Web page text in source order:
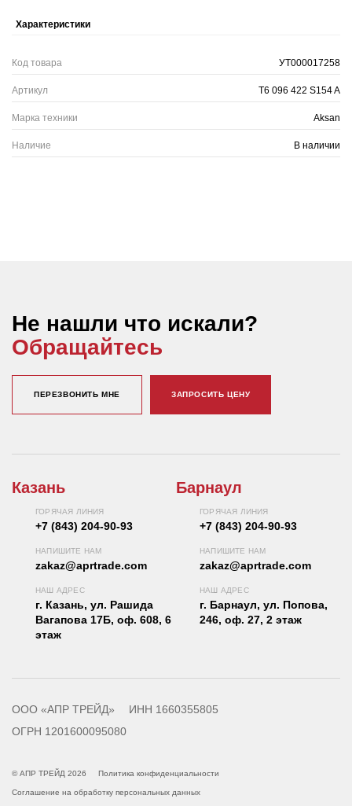
Характеристики
Код товара УТ000017258
Артикул T6 096 422 S154 A
Марка техники Aksan
Наличие В наличии
Не нашли что искали?
Обращайтесь
ПЕРЕЗВОНИТЬ МНЕ ЗАПРОСИТЬ ЦЕНУ
Казань
ГОРЯЧАЯ ЛИНИЯ
+7 (843) 204-90-93
НАПИШИТЕ НАМ
zakaz@aprtrade.com
НАШ АДРЕС
г. Казань, ул. Рашида
Вагапова 17Б, оф. 608, 6
этаж
Барнаул
ГОРЯЧАЯ ЛИНИЯ
+7 (843) 204-90-93
НАПИШИТЕ НАМ
zakaz@aprtrade.com
НАШ АДРЕС
г. Барнаул, ул. Попова,
246, оф. 27, 2 этаж
ООО «АПР ТРЕЙД»
ИНН 1660355805
ОГРН 1201600095080
© АПР ТРЕЙД 2026 Политика конфиденциальности
Соглашение на обработку персональных данных